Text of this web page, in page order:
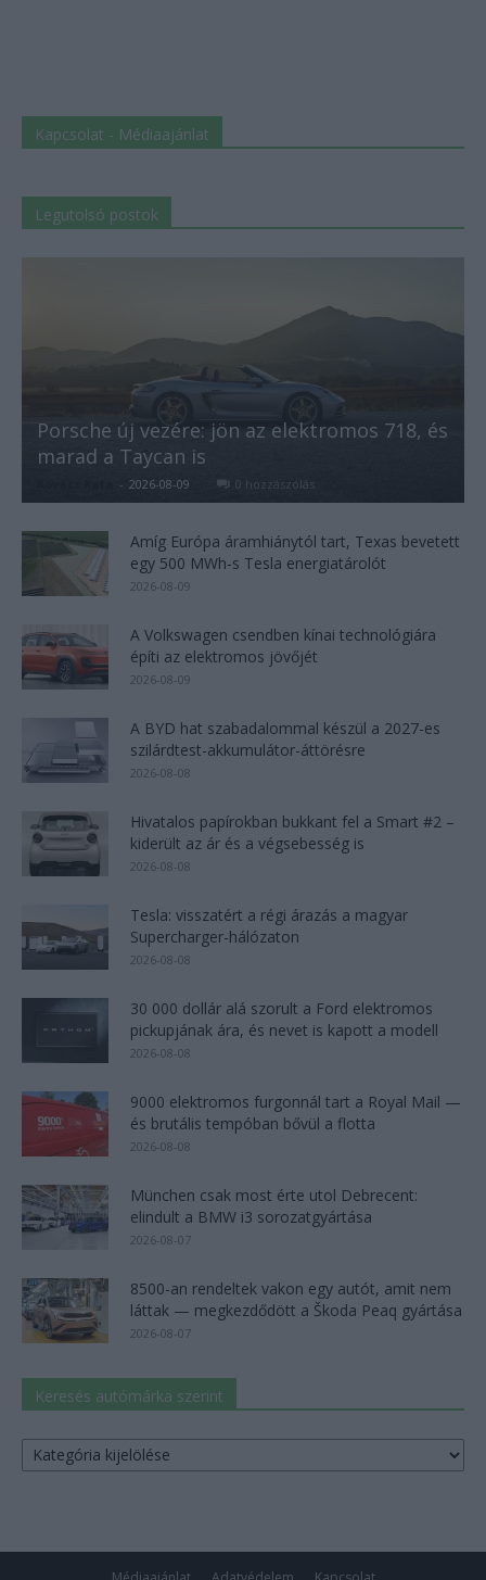
Kapcsolat - Médiaajánlat
Legutolsó postok
Porsche új vezére: jön az elektromos 718, és
marad a Taycan is
- 2026-08-09 0 hozzászólás
Amíg Európa áramhiánytól tart, Texas bevetett
egy 500 MWh-s Tesla energiatárolót
2026-08-09
A Volkswagen csendben kínai technológiára
építi az elektromos jövőjét
2026-08-09
A BYD hat szabadalommal készül a 2027-es
szilárdtest-akkumulátor-áttörésre
2026-08-08
Hivatalos papírokban bukkant fel a Smart #2 –
kiderült az ár és a végsebesség is
2026-08-08
Tesla: visszatért a régi árazás a magyar
Supercharger-hálózaton
2026-08-08
30 000 dollár alá szorult a Ford elektromos
pickupjának ára, és nevet is kapott a modell
2026-08-08
9000 elektromos furgonnál tart a Royal Mail —
és brutális tempóban bővül a flotta
2026-08-08
München csak most érte utol Debrecent:
elindult a BMW i3 sorozatgyártása
2026-08-07
8500-an rendeltek vakon egy autót, amit nem
láttak — megkezdődött a Škoda Peaq gyártása
2026-08-07
Keresés autómárka szerint
Keresés
autómárka